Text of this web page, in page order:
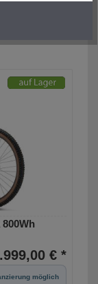
€ *
möglich